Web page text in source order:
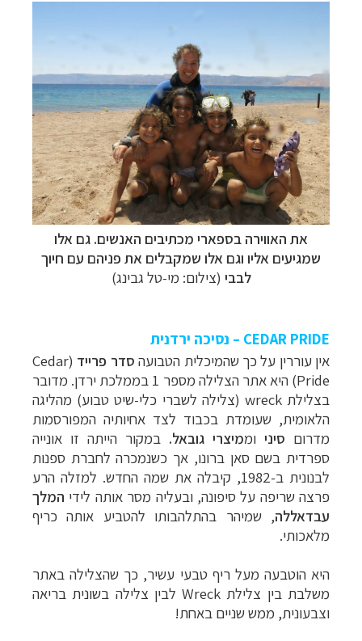
את האווירה בספארי מכתיבים האנשים. גם אלו
שמגיעים אליו וגם אלו שמקבלים את פניהם עם חיוך
לבבי (צילום: מי-טל גבינג)
CEDAR PRIDE
– נסיכה ירדנית
אין עוררין על כך שהמיכלית הטבועה סדר פרייד (
Cedar
Pride
) היא אתר הצלילה מספר 1 בממלכת ירדן. מדובר
בצלילתwreck (צלילה לשברי כלי-שיט טבוע) מהליגה
הלאומית, שעומדת בכבוד לצד אחיותיה המפורסמות
מדרום סיני וממיצרי גובאל. במקור הייתה זו אונייה
ספרדית בשם סאן ברונו, אך כשנמכרה לחברת ספנות
לבנונית ב-1982, קיבלה את שמה החדש. למזלה הרע
פרצה שריפה על סיפונה, ובעליה מסר אותה לידי המלך
עבדאללה, שמיהר בהתלהבותו להטביע אותה כריף
מלאכותי.
היא הוטבעה מעל ריף טבעי עשיר, כך שהצלילה באתר
משלבת בין צלילת Wreckלבין צלילה בשונית בריאה
וצבעונית, ממש שניים באחת!